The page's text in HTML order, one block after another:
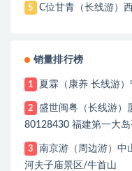
5 C位甘青（长线游）
销量排行榜
1 夏霖（康养 长线游）
2
盛世闽粤（长线游）
80128430 福建第一大
3
南京游（周边游）中
河夫子庙景区/牛首山